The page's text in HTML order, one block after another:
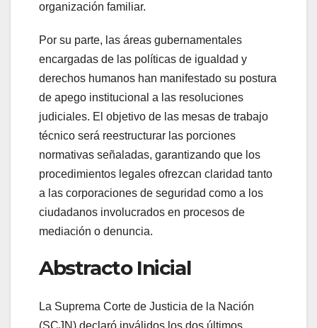
organización familiar.
Por su parte, las áreas gubernamentales
encargadas de las políticas de igualdad y
derechos humanos han manifestado su postura
de apego institucional a las resoluciones
judiciales. El objetivo de las mesas de trabajo
técnico será reestructurar las porciones
normativas señaladas, garantizando que los
procedimientos legales ofrezcan claridad tanto
a las corporaciones de seguridad como a los
ciudadanos involucrados en procesos de
mediación o denuncia.
Abstracto Inicial
La Suprema Corte de Justicia de la Nación
(SCJN) declaró inválidos los dos últimos